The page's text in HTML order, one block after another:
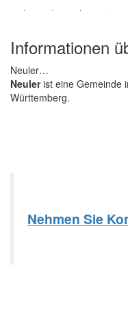
Informationen
Neuler…
Neulerist eine Gemeinde
Württemberg.
Nehmen Sie